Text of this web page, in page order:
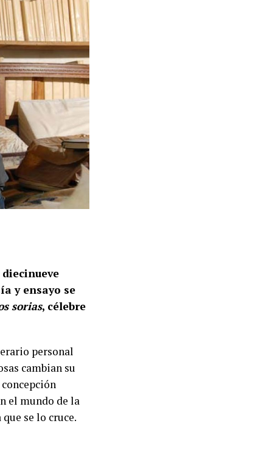
y ensayo se
sorias, célebre
personal
cambian su
el mundo de la
se lo cruce.